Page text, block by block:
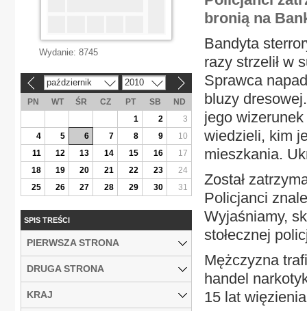
bronią na
Bandyta
razy strzelił w
Sprawca
bluzy
jego
wiedzieli, kim
mieszkania.
Został
Policjanci
Wyjaśniamy,
stołecznej
Mężczyzna
handel
15 lat
Wydanie: 8745
październik 2010
PN WT ŚR CZ PT SB
ND
1
2
3
4
5 6 7 8 9
10
11
12 13 14 15 16
17
18
19 20 21 22 23
24
25
26 27 28 29 30 31
SPIS TREŚCI
PIERWSZA STRONA
DRUGA STRONA
KRAJ